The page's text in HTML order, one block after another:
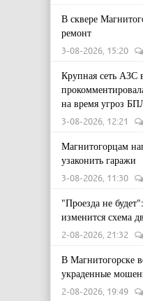
В сквере
ремонт
3-08-2026, 15:20
Крупная сеть АЗС
на время угроз
3-08-2026, 12:21
Магнитогорцам
узаконить гаражи
3-08-2026, 11:30
"Проезда не
изменится схема
2-08-2026, 21:32
В Магнитогорске
украденные
2-08-2026, 19:49